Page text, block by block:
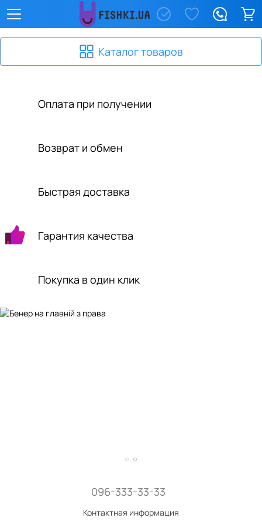
Каталог товаров
Оплата при получении
Возврат и обмен
Быстрая доставка
Гарантия качества
Покупка в один клик
096-333-33-33
Контактная информация